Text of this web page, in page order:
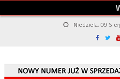
Niedziela, 09